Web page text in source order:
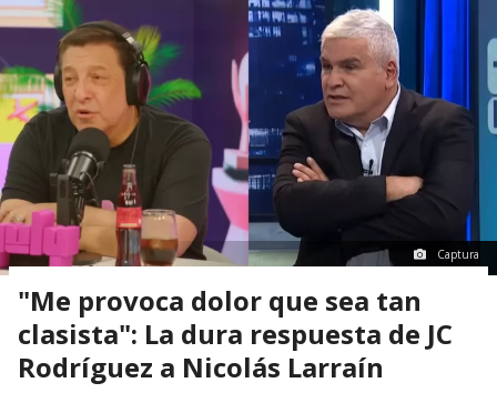
Captura
"Me provoca dolor que sea tan
clasista": La dura respuesta de JC
Rodríguez a Nicolás Larraín